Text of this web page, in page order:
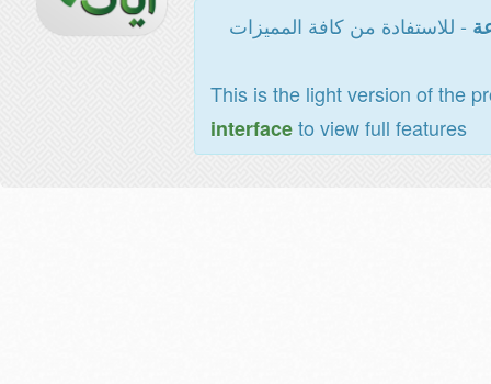
- للاستفادة من كافة المميزات
This is the light version of the
interfaceto view full features